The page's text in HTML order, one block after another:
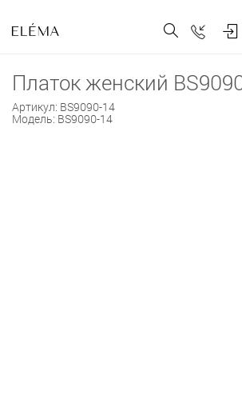
Платок женский
Артикул: BS9090-14
Модель: BS9090-14